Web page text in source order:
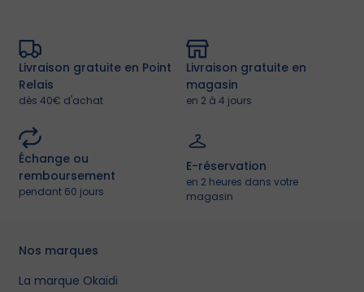
Livraison gratuite en Point
Relais
dès 40€ d'achat
Livraison gratuite en
magasin
en 2 à 4 jours
Échange ou
remboursement
pendant 60 jours
E-réservation
en 2 heures dans votre
magasin
Nos marques
La marque Okaïdi